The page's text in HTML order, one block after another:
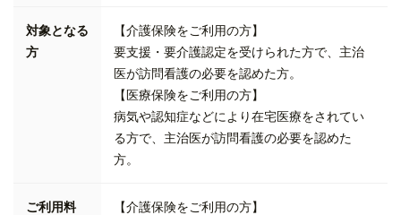
対象となる
方
【介護保険をご利用の方】
要支援・要介護認定を受けられた方で、主治
医が訪問看護の必要を認めた方。
【医療保険をご利用の方】
病気や認知症などにより在宅医療をされてい
る方で、主治医が訪問看護の必要を認めた
方。
ご利用料
【介護保険をご利用の方】